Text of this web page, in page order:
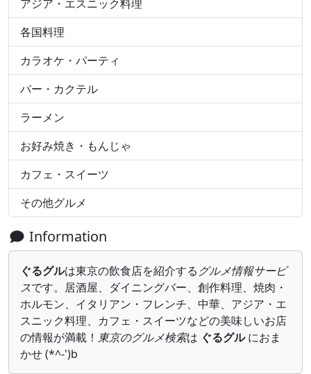
アジア・エスニック料理
各国料理
カラオケ・パーティ
バー・カクテル
ラーメン
お好み焼き・もんじゃ
カフェ・スイーツ
その他グルメ
Information
ぐるグルは東京の飲食店を紹介する グルメ情報サービ
スです。居酒屋、ダイニングバー、創作料理、焼肉・
ホルモン、イタリアン・フレンチ、中華、アジア・エ
スニック料理、カフェ・スイーツなどの美味しいお店
の情報が満載！ 東京のグルメ検索は ぐるグルにおま
かせ (*^-')b